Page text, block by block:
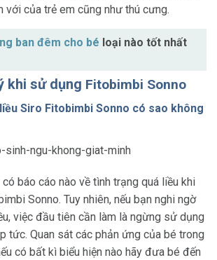
với của trẻ em cũng như thú cưng.
ban đêm cho bé loại nào tốt nhất
khi sử dụng Fitobimbi Sonno
Siro Fitobimbi Sonno có sao không
có báo cáo nào về tình trạng quá liều khi
Sonno. Tuy nhiên, nếu bạn nghi ngờ
việc đầu tiên cần làm là ngừng sử dụng
tức. Quan sát các phản ứng của bé trong
có bất kì biểu hiện nào hãy đưa bé đến